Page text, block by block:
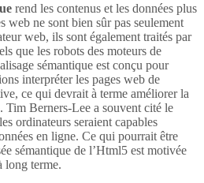
rend les contenus et les données plus
web ne sont bien sûr pas seulement
web, ils sont également traités par
que les robots des moteurs de
sémantique est conçu pour
interpréter les pages web de
ce qui devrait à terme améliorer la
Tim Berners-Lee a souvent cité le
ordinateurs seraient capables
en ligne. Ce qui pourrait être
sémantique de l’Html5 est motivée
long terme.